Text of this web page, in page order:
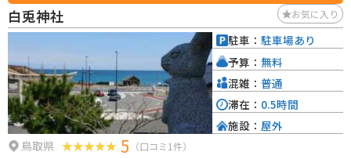
白兎神社 お気に入り
鳥取県 5 （口コミ1件）
駐車： 駐車場あり
予算： 無料
混雑： 普通
滞在： 0.5時間
施設： 屋外